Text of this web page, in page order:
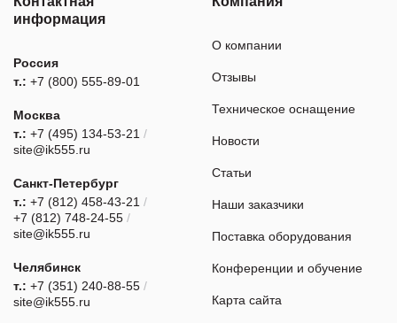
информация
Россия
т.: +7 (800) 555-89-01
Москва
т.: +7 (495) 134-53-21 /
site@ik555.ru
Санкт-Петербург
т.: +7 (812) 458-43-21 /
+7 (812) 748-24-55 /
site@ik555.ru
Челябинск
т.: +7 (351) 240-88-55 /
site@ik555.ru
О компании
Отзывы
Техническое оснащение
Новости
Статьи
Наши заказчики
Поставка оборудования
Конференции и обучение
Карта сайта